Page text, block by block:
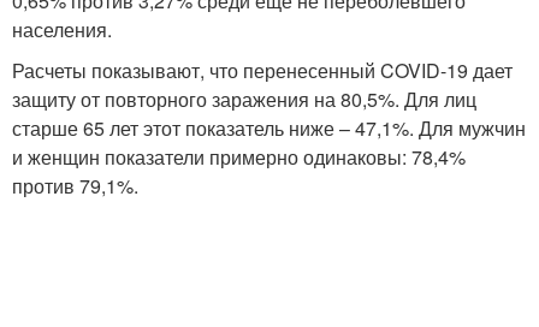
населения.
Расчеты показывают, что перенесенный COVID-19 дает
защиту от повторного заражения на 80,5%. Для лиц
старше 65 лет этот показатель ниже – 47,1%. Для мужчин
и женщин показатели примерно одинаковы: 78,4%
против 79,1%.